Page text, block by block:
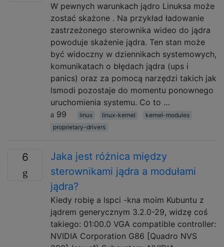
W pewnych warunkach jądro Linuksa może
zostać skażone . Na przykład ładowanie
zastrzeżonego sterownika wideo do jądra
powoduje skażenie jądra. Ten stan może
być widoczny w dziennikach systemowych,
komunikatach o błędach jądra (ups i
panics) oraz za pomocą narzędzi takich jak
lsmodi pozostaje do momentu ponownego
uruchomienia systemu. Co to …
99
linux linux-kernel
kernel-modules
proprietary-drivers
6
Jaka jest różnica między
sterownikami jądra a modułami
jądra?
Kiedy robię a lspci -kna moim Kubuntu z
jądrem generycznym 3.2.0-29, widzę coś
takiego: 01:00.0 VGA compatible controller:
NVIDIA Corporation G86 [Quadro NVS